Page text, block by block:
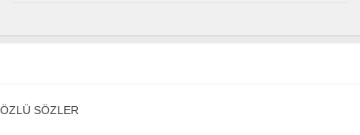
ÖZLÜ SÖZLER